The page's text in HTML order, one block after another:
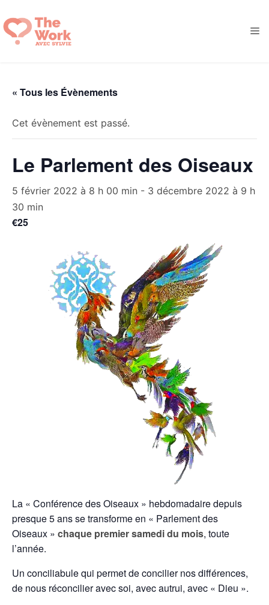
au
contenu
« Tous les Évènements
Cet évènement est passé.
Le Parlement des Oiseaux
5 février 2022 à 8 h 00 min - 3 décembre 2022 à 9 h
30 min
€25
La « Conférence des Oiseaux » hebdomadaire depuis
presque 5 ans se transforme en « Parlement des
Oiseaux » chaque premier samedi du mois, toute
l’année.
Un conciliabule qui permet de concilier nos différences,
de nous réconcilier avec soi, avec autrui, avec « Dieu ».